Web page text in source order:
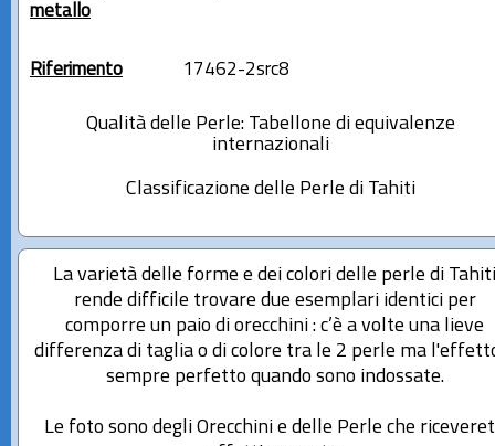
metallo
Riferimento 17462-2src8
Qualità delle Perle: Tabellone di equivalenze
internazionali
Classificazione delle Perle di Tahiti
La varietà delle forme e dei colori delle perle di
rende difficile trovare due esemplari identici per
comporre un paio di orecchini : c’è a volte una lieve
differenza di taglia o di colore tra le 2 perle ma
sempre perfetto quando sono indossate.
Le foto sono degli Orecchini e delle Perle che